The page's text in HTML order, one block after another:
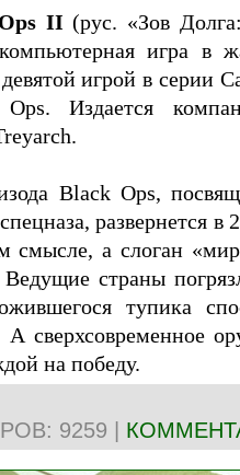
II (рус. «Зов
игра в
девятой игрой в
Издается
Black Ops,
развернется в
смысле, а слоган
страны
тупика
А сверхсовременное
на победу.
9259 |